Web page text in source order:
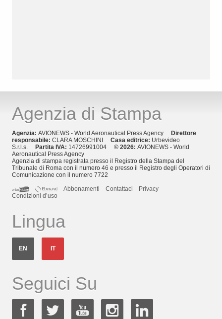
Agenzia di Stampa
Agenzia: AVIONEWS - World Aeronautical Press Agency Direttore
responsabile: CLARA MOSCHINI Casa editrice: Urbevideo
S.r.l.s. Partita IVA: 14726991004 © 2026: AVIONEWS - World
Aeronautical Press Agency
Agenzia di stampa registrata presso il Registro della Stampa del
Tribunale di Roma con il numero 46 e presso il Registro degli Operatori di
Comunicazione con il numero 7722
Abbonamenti
Contattaci
Privacy
Condizioni d’uso
Lingua
EN IT
Seguici Su